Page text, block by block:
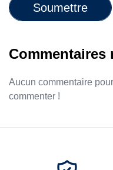
Soumettre
Commentaires
Aucun commentaire
commenter !